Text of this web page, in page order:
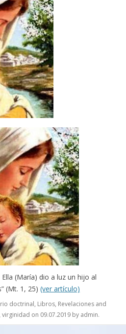
(María) dio a luz un hijo al
(Mt. 1, 25) (ver artículo)
doctrinal, Libros, Revelaciones and
virginidad on 09.07.2019 by admin.